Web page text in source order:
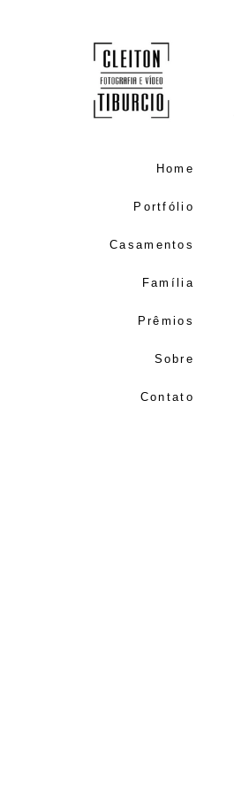
Home
Portfólio
Casamentos
Família
Prêmios
Sobre
Contato